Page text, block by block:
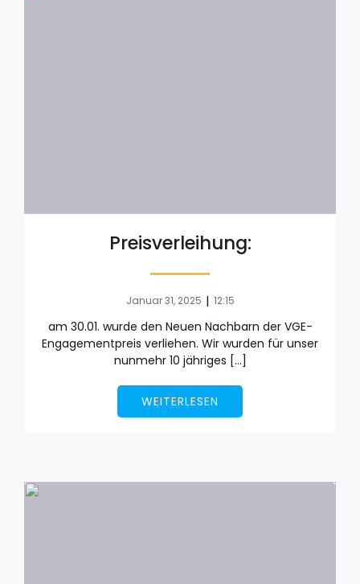
Preisverleihung:
Januar 31, 2025 | 12:15
am 30.01. wurde den Neuen Nachbarn der VGE-
Engagementpreis verliehen. Wir wurden für unser
nunmehr 10 jähriges […]
WEITERLESEN